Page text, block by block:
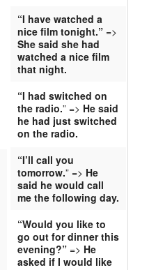
“I have watched a
nice film tonight.” =>
She said she had
watched a nice film
that night.
“I had switched on
the radio.” => He said
he had just switched
on the radio.
“I’ll call you
tomorrow.” => He
said he would call
me the following day.
“Would you like to
go out for dinner this
evening?” => He
asked if I would like